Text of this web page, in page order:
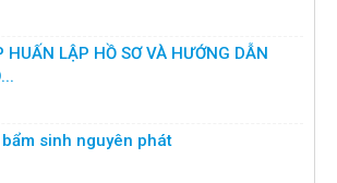
HUẤN LẬP HỒ SƠ VÀ HƯỚNG DẪN
sinh nguyên phát